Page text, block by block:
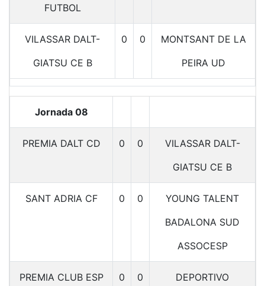
FUTBOL
VILASSAR DALT-
GIATSU CE B
0 0
MONTSANT DE LA
PEIRA UD
Jornada 08
PREMIA DALT CD 0 0
VILASSAR DALT-
GIATSU CE B
SANT ADRIA CF 0 0
YOUNG TALENT
BADALONA SUD
ASSOCESP
PREMIA CLUB ESP
0 0
DEPORTIVO